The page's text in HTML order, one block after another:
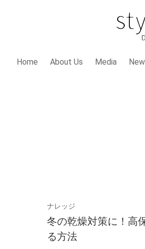
Home About Us Media
ナレッジ
冬の乾燥対策に！高
る方法